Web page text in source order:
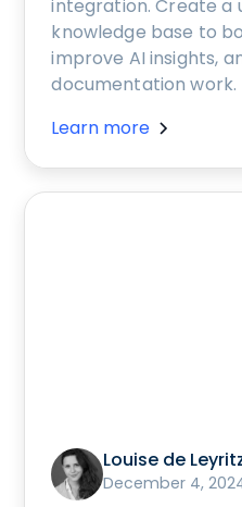
integration. Create a
knowledge base to
improve AI insights,
documentation work.
Learn more
Louise de
December 4,